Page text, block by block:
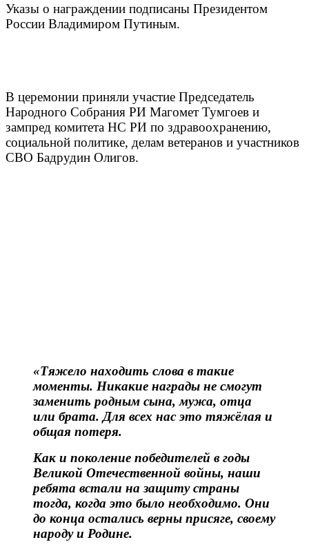
Указы о награждении подписаны Президентом
России Владимиром Путиным.
В церемонии приняли участие Председатель
Народного Собрания РИ Магомет Тумгоев и
зампред комитета НС РИ по здравоохранению,
социальной политике, делам ветеранов и участников
СВО Бадрудин Олигов.
«Тяжело находить слова в такие
моменты. Никакие награды не смогут
заменить родным сына, мужа, отца
или брата. Для всех нас это тяжёлая и
общая потеря.
Как и поколение победителей в годы
Великой Отечественной войны, наши
ребята встали на защиту страны
тогда, когда это было необходимо. Они
до конца остались верны присяге, своему
народу и Родине.